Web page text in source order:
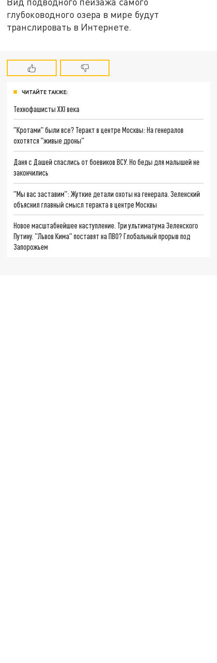
глубоководного озера в мире будут
транслировать в Интернете.
ЧИТАЙТЕ ТАКЖЕ:
Технофашисты XXI века
"Кротами" были все? Теракт в центре Москвы: На генералов
охотятся "живые дроны"
Даня с Дашей спаслись от боевиков ВСУ. Но беды для малышей не
закончились
"Мы вас заставим": Жуткие детали охоты на генерала. Зеленский
объяснил главный смысл теракта в центре Москвы
Новое масштабнейшее наступление. Три ультиматума Зеленского
Путину. "Львов Кима" поставят на ПВО? Глобальный прорыв под
Запорожьем